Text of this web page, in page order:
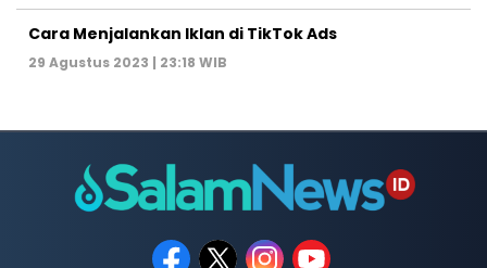
Cara Menjalankan Iklan di TikTok Ads
29 Agustus 2023 | 23:18 WIB